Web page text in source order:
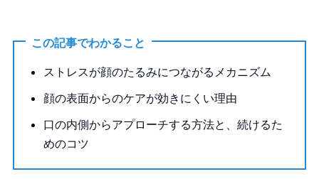
この記事でわかること
ストレスが顔のたるみにつながるメカニズム
顔の表面からのケアが効きにくい理由
口の内側からアプローチする方法と、続けるた
めのコツ